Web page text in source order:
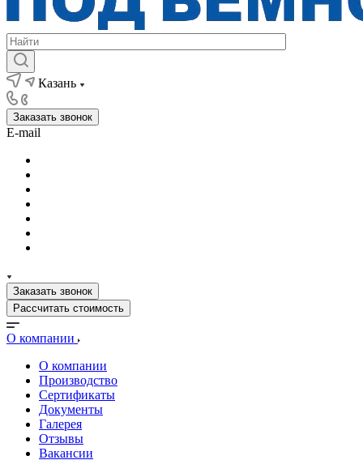
Казань
Заказать звонок
E-mail
Заказать звонок
Рассчитать стоимость
О компании
О компании
Производство
Сертификаты
Документы
Галерея
Отзывы
Вакансии